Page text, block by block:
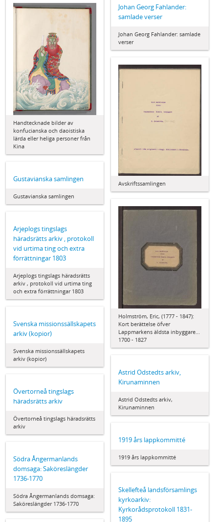
Johan Georg Fahlander:
samlade verser
Johan Georg Fahlander: samlade
verser
Handtecknade bilder av
konfucianska och daoistiska
lärda eller heliga personer från
Kina
Avskriftssamlingen
Gustavianska samlingen
Gustavianska samlingen
Holmström, Eric, (1777 - 1847):
Kort berättelse öfver
Lappmarkens äldsta inbyggare...
1700 - 1827
Arjeplogs tingslags
häradsrätts arkiv , protokoll
vid urtima ting och extra
förrättningar 1803
Arjeplogs tingslags häradsrätts
arkiv , protokoll vid urtima ting
och extra förrättningar 1803
Svenska missionssällskapets
arkiv (kopior)
Svenska missionssällskapets
arkiv (kopior)
Astrid Odstedts arkiv,
Kirunaminnen
Astrid Odstedts arkiv,
Kirunaminnen
Övertorneå tingslags
häradsrätts arkiv
Övertorneå tingslags häradsrätts
arkiv
1919 års lappkommitté
1919 års lappkommitté
Södra Ångermanlands
domsaga: Saköreslängder
1736-1770
Södra Ångermanlands domsaga:
Saköreslängder 1736-1770
Skellefteå landsförsamlings
kyrkoarkiv:
Kyrkorådsprotokoll 1831-
1895